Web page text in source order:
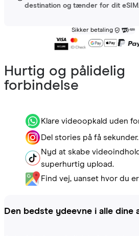
destination og tænder for dit eSIM.
Sikker betaling
Hurtig og pålidelig
forbindelse
Klare videoopkald uden
Del stories på få sekunder.
Nyd at skabe
superhurtig upload.
Find vej, uanset hvor du
Den bedste ydeevne i alle dine